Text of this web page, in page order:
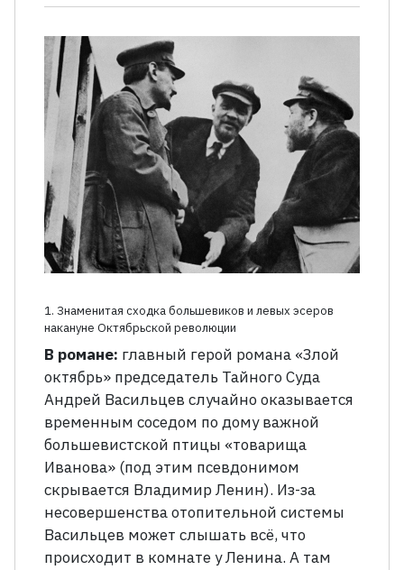
1. Знаменитая сходка большевиков и левых эсеров
накануне Октябрьской революции
В романе: главный герой романа «Злой
октябрь» председатель Тайного Суда
Андрей Васильцев случайно оказывается
временным соседом по дому важной
большевистской птицы «товарища
Иванова» (под этим псевдонимом
скрывается Владимир Ленин). Из-за
несовершенства отопительной системы
Васильцев может слышать всё, что
происходит в комнате у Ленина. А там